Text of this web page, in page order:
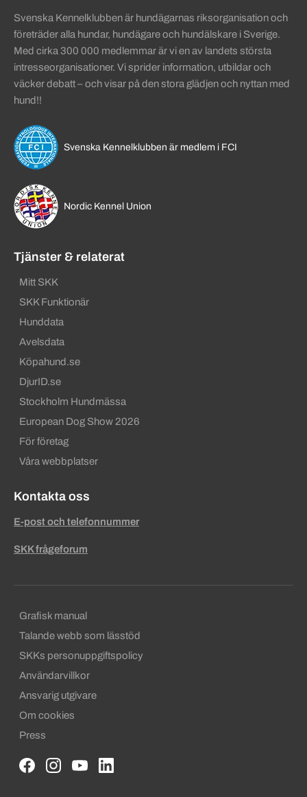
Svenska Kennelklubben är hundägarnas riksorganisation och
företräder alla hundar, hundägare och hundälskare i Sverige.
Med cirka 300 000 medlemmar är vi en av landets största
intresseorganisationer. Vi sprider information, utbildar och
väcker debatt – och visar på den stora glädjen och nyttan med
hund!!
Svenska Kennelklubben är medlem i FCI
Nordic Kennel Union
Tjänster & relaterat
Mitt SKK
SKK Funktionär
Hunddata
Avelsdata
Köpahund.se
DjurID.se
Stockholm Hundmässa
European Dog Show 2026
För företag
Våra webbplatser
Kontakta oss
E-post och telefonnummer
SKK frågeforum
Sekundära sidfotslänkar
Grafisk manual
Talande webb som lässtöd
SKKs personuppgiftspolicy
Användarvillkor
Ansvarig utgivare
Om cookies
Press